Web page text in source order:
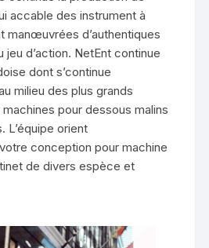
accable des instrument à
manœuvrées d’authentiques
d’action. NetEnt continue
dont s’continue
milieu des plus grands
pour dessous malins
L’équipe orient
conception pour machine
de divers espèce et